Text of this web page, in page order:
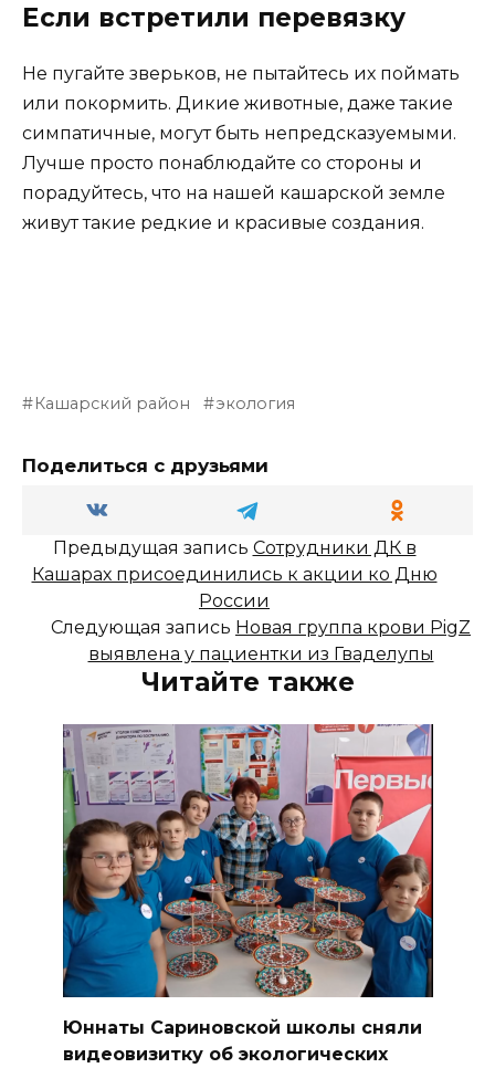
Если встретили перевязку
Не пугайте зверьков, не пытайтесь их поймать
или покормить. Дикие животные, даже такие
симпатичные, могут быть непредсказуемыми.
Лучше просто понаблюдайте со стороны и
порадуйтесь, что на нашей кашарской земле
живут такие редкие и красивые создания.
Кашарский район экология
Поделиться с друзьями
Предыдущая запись Сотрудники ДК в
Кашарах присоединились к акции ко Дню
России
Следующая запись Новая группа крови PigZ
выявлена у пациентки из Гваделупы
Читайте также
Юннаты Сариновской школы сняли
видеовизитку об экологических